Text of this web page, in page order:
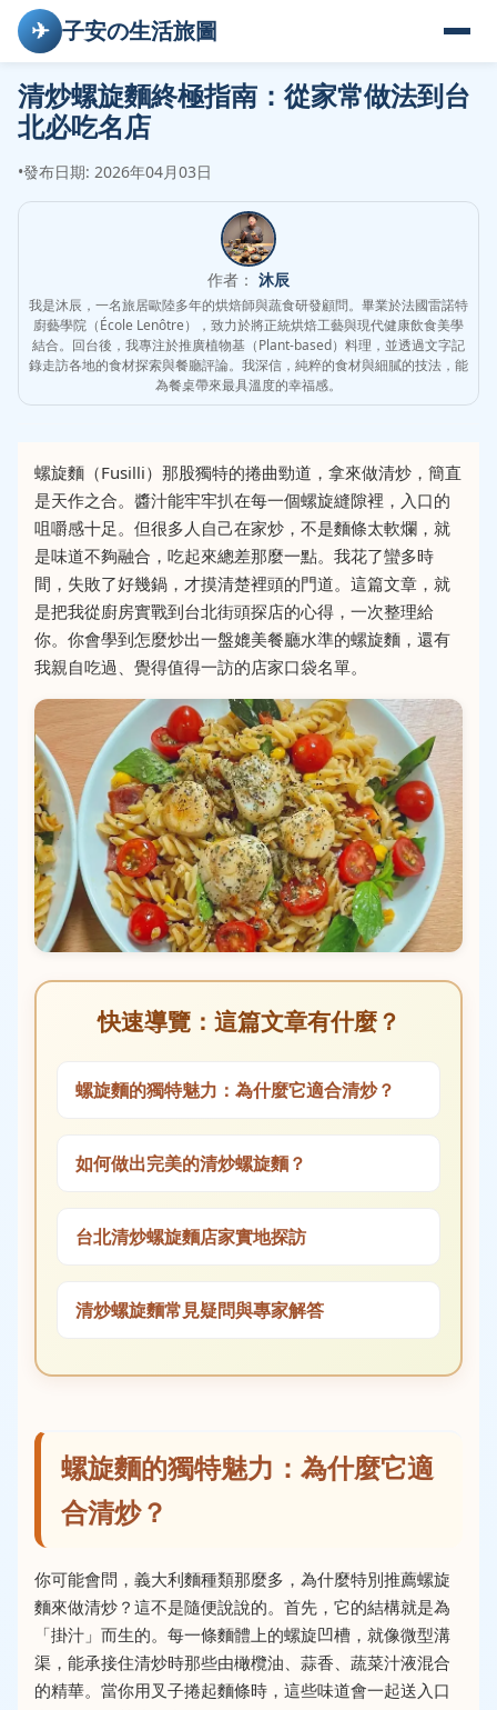
✈ 子安の生活旅圖
清炒螺旋麵終極指南：從家常做法到台
北必吃名店
•發布日期: 2026年04月03日
作者： 沐辰
我是沐辰，一名旅居歐陸多年的烘焙師與蔬食研發顧問。畢業於法國雷諾特
廚藝學院（École Lenôtre），致力於將正統烘焙工藝與現代健康飲食美學
結合。回台後，我專注於推廣植物基（Plant-based）料理，並透過文字記
錄走訪各地的食材探索與餐廳評論。我深信，純粹的食材與細膩的技法，能
為餐桌帶來最具溫度的幸福感。
螺旋麵（Fusilli）那股獨特的捲曲勁道，拿來做清炒，簡直
是天作之合。醬汁能牢牢扒在每一個螺旋縫隙裡，入口的
咀嚼感十足。但很多人自己在家炒，不是麵條太軟爛，就
是味道不夠融合，吃起來總差那麼一點。我花了蠻多時
間，失敗了好幾鍋，才摸清楚裡頭的門道。這篇文章，就
是把我從廚房實戰到台北街頭探店的心得，一次整理給
你。你會學到怎麼炒出一盤媲美餐廳水準的螺旋麵，還有
我親自吃過、覺得值得一訪的店家口袋名單。
快速導覽：這篇文章有什麼？
螺旋麵的獨特魅力：為什麼它適合清炒？
如何做出完美的清炒螺旋麵？
台北清炒螺旋麵店家實地探訪
清炒螺旋麵常見疑問與專家解答
螺旋麵的獨特魅力：為什麼它適
合清炒？
你可能會問，義大利麵種類那麼多，為什麼特別推薦螺旋
麵來做清炒？這不是隨便說說的。首先，它的結構就是為
「掛汁」而生的。每一條麵體上的螺旋凹槽，就像微型溝
渠，能承接住清炒時那些由橄欖油、蒜香、蔬菜汁液混合
的精華。當你用叉子捲起麵條時，這些味道會一起送入口